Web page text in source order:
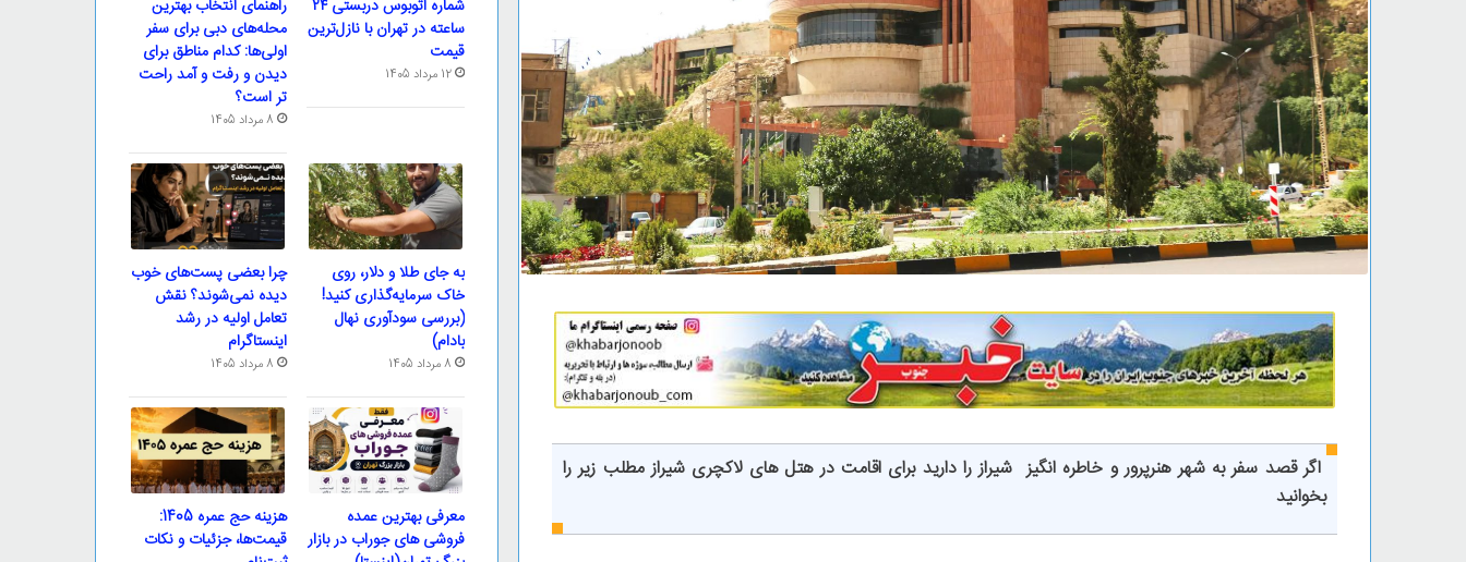
اگر قصد سفر به شهر هنرپرور و خاطره انگیز شیراز را دارید برای اقامت در هتل های لاکچری شیراز مطلب زیر را
بخوانید
شماره اتوبوس دربستی ۲۴
ساعته در تهران با نازل‌ترین
قیمت
12 مرداد 1405
راهنمای انتخاب بهترین
محله‌های دبی برای سفر
اولی‌ها: کدام مناطق برای
دیدن و رفت و آمد راحت
تر است؟
8 مرداد 1405
به جای طلا و دلار، روی
خاک سرمایه‌گذاری کنید!
(بررسی سودآوری نهال
بادام)
8 مرداد 1405
چرا بعضی پست‌های خوب
دیده نمی‌شوند؟ نقش
تعامل اولیه در رشد
اینستاگرام
8 مرداد 1405
معرفی بهترین عمده
فروشی های جوراب در بازار
هزینه حج عمره 1405:
قیمت‌ها، جزئیات و نکات